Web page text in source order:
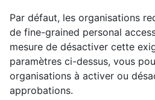
Par défaut, les organisations
de fine-grained personal
mesure de désactiver cette
paramètres ci-dessus, vous
organisations à activer ou
approbations.